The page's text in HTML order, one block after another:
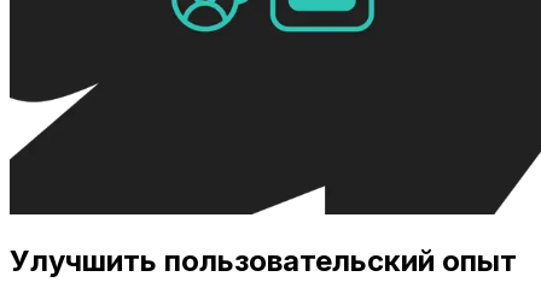
Улучшить пользовательский опыт